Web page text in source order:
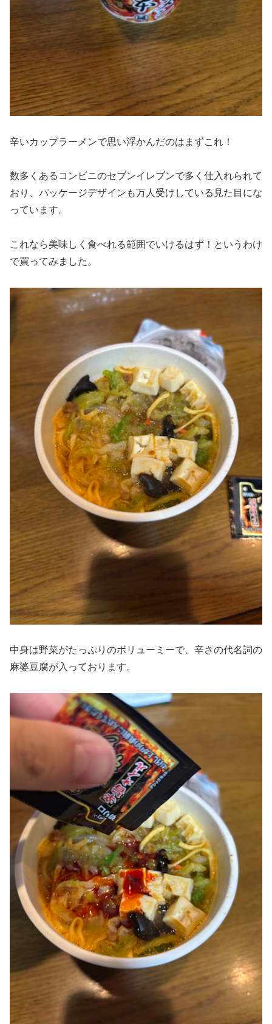
辛いカップラーメンで思い浮かんだのはまずこれ！
数多くあるコンビニのセブンイレブンで多く仕入れられて
おり、パッケージデザインも万人受けしている見た目にな
っています。
これなら美味しく食べれる範囲でいけるはず！というわけ
で買ってみました。
中身は野菜がたっぷりのボリューミーで、辛さの代名詞の
麻婆豆腐が入っております。